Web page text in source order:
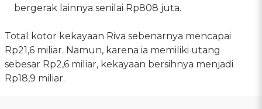
bergerak lainnya senilai Rp808 juta.
Total kotor kekayaan Riva sebenarnya mencapai
Rp21,6 miliar. Namun, karena ia memiliki utang
sebesar Rp2,6 miliar, kekayaan bersihnya menjadi
Rp18,9 miliar.